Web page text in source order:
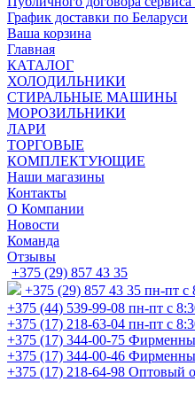
График доставки по Беларуси
Ваша корзина
Главная
КАТАЛОГ
ХОЛОДИЛЬНИКИ
СТИРАЛЬНЫЕ МАШИНЫ
МОРОЗИЛЬНИКИ
ЛАРИ
ТОРГОВЫЕ
КОМПЛЕКТУЮЩИЕ
Наши магазины
Контакты
О Компании
Новости
Команда
Отзывы
+375 (29) 857 43 35
+375 (29) 857 43 35 пн-пт с
+375 (44) 539-99-08 пн-пт с
+375 (17) 218-63-04 пн-пт с
+375 (17) 344-00-75
+375 (17) 344-00-46
+375 (17) 218-64-98 Оптовый